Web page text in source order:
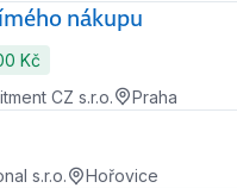
nákupu
Kč
CZ s.r.o.
Praha
s.r.o. Hořovice